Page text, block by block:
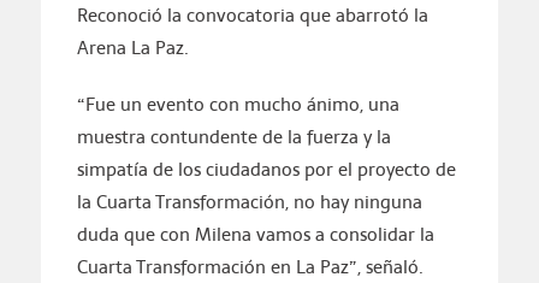
Reconoció la convocatoria que abarrotó la
Arena La Paz.
“Fue un evento con mucho ánimo, una
muestra contundente de la fuerza y la
simpatía de los ciudadanos por el proyecto de
la Cuarta Transformación, no hay ninguna
duda que con Milena vamos a consolidar la
Cuarta Transformación en La Paz”, señaló.